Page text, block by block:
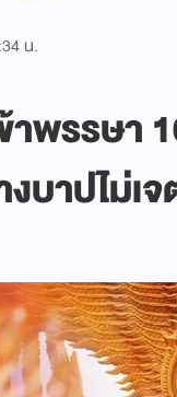
น.
าพรรษา
บาปไม่เ